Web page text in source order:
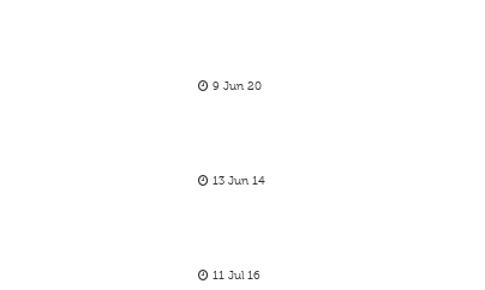
9 Jun 20
13 Jun 14
11 Jul 16